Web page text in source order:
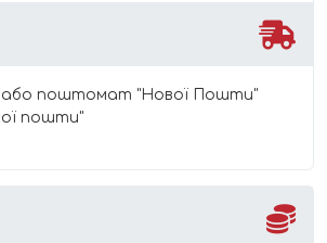
або поштомат "Нової Пошти"
пошти"